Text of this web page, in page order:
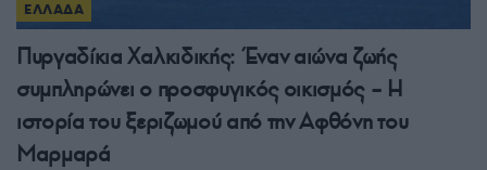
ΕΛΛΑΔΑ
Πυργαδίκια Χαλκιδικής: Έναν αιώνα ζωής
συμπληρώνει ο προσφυγικός οικισμός – Η
ιστορία του ξεριζωμού από την Αφθόνη του
Μαρμαρά